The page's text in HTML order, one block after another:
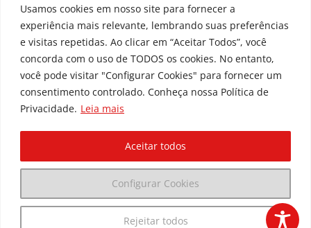
Usamos cookies em nosso site para fornecer a
experiência mais relevante, lembrando suas preferências
e visitas repetidas. Ao clicar em “Aceitar Todos”, você
concorda com o uso de TODOS os cookies. No entanto,
você pode visitar "Configurar Cookies" para fornecer um
consentimento controlado. Conheça nossa Política de
Privacidade. Leia mais
Configurar Cookies
Rejeitar todos
Aceitar todos
Política de Privacidade
Política de Acessibilidade
Todos os Direitos Reservados © | Associação dos
Amigos do Hospital de Clínicas ®
Av. Agostinho Leão Jr, 336 – Alto da Glória, 80030-
110, Curitiba / PR
(41) 3091-1000 | marketing@dedica.org.br
CNPJ: 79.698.643/0001-00